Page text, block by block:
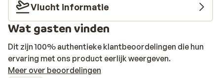
Vlucht informatie
Wat gasten vinden
Dit zijn 100% authentieke klantbeoordelingen die hun
ervaring met ons product eerlijk weergeven.
Meer over beoordelingen